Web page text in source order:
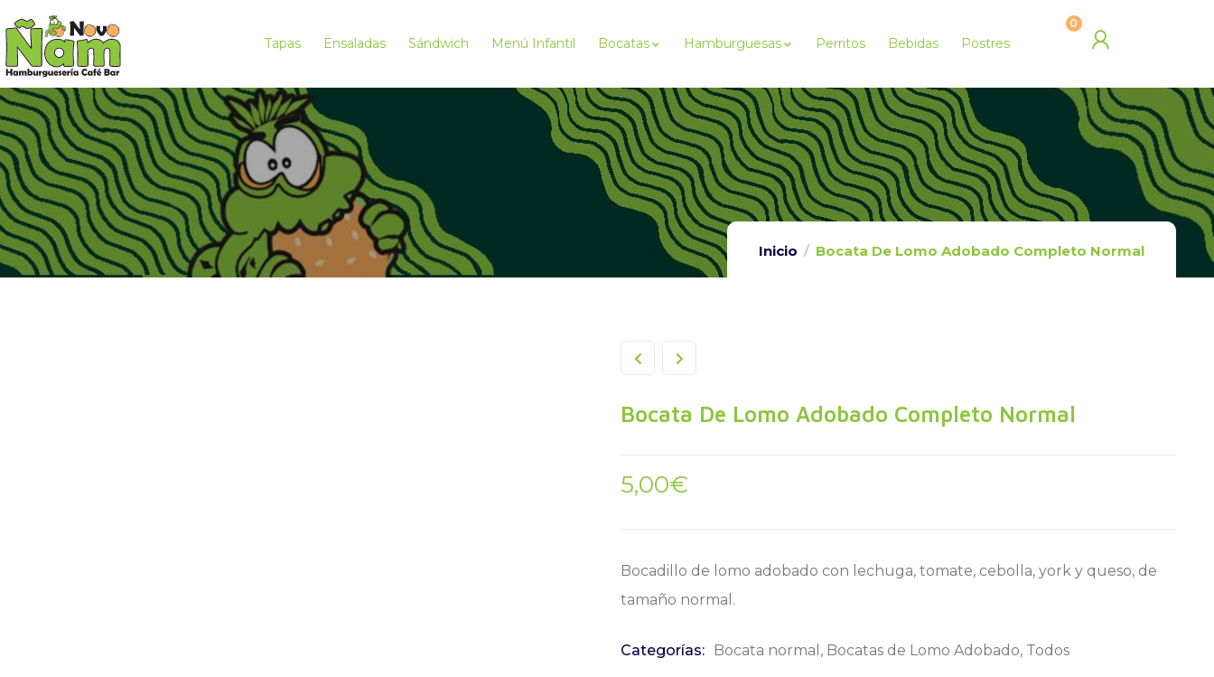
Tapas Ensaladas Sándwich Menú Infantil Bocatas Hamburguesas Perritos Bebidas Postres
0
Inicio Bocata De Lomo Adobado Completo Normal
Bocata De Lomo Adobado Completo Normal
5,00€
Bocadillo de lomo adobado con lechuga, tomate, cebolla, york y queso, de
tamaño normal.
Categorías: Bocata normal , Bocatas de Lomo Adobado, Todos